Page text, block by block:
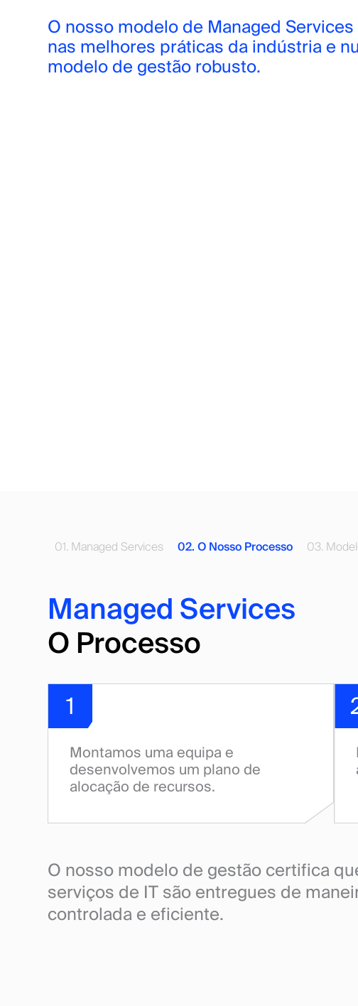
O nosso modelo de Managed
nas melhores práticas da indústria e
modelo de gestão robusto.
01. Managed Services 02. O Nosso Processo 03.
Managed Services
O Processo
1
Montamos uma equipa e
desenvolvemos um plano de
alocação de recursos.
O nosso modelo de gestão certifica
serviços de IT são entregues de
controlada e eficiente.